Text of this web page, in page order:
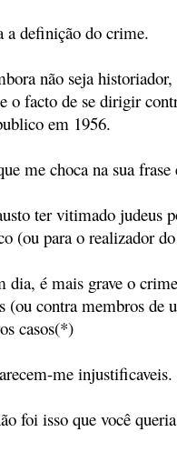
a definição do crime.
não seja
o facto de se dirigir
em 1956.
me choca na sua
ter vitimado judeus
(ou para o realizador
dia, é mais grave o
(ou contra membros de
casos(*)
me injustificaveis.
foi isso que você